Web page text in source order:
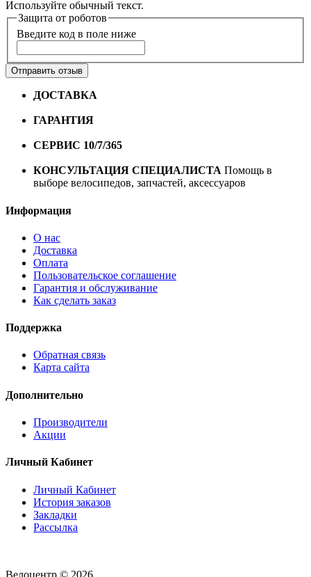
Используйте обычный текст.
Защита от роботов
Введите код в поле ниже
Отправить отзыв
ДОСТАВКА
ГАРАНТИЯ
СЕРВИС 10/7/365
КОНСУЛЬТАЦИЯ СПЕЦИАЛИСТА Помощь в
выборе велосипедов, запчастей, аксессуаров
Информация
О нас
Доставка
Оплата
Пользовательское соглашение
Гарантия и обслуживание
Как сделать заказ
Поддержка
Обратная связь
Карта сайта
Дополнительно
Производители
Акции
Личный Кабинет
Личный Кабинет
История заказов
Закладки
Рассылка
Велоцентр © 2026